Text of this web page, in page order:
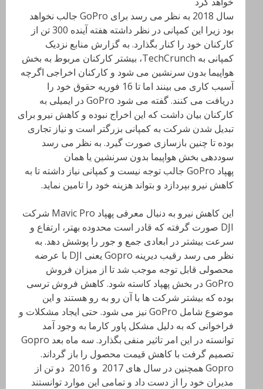
سال 2018 به نظر می رسد برای GoPro
جالب نخواهد
بود زیرا این کمپانی در نظر داشته هفته آینده 300 تن از
کارکنان خود را کنار بگذارد. به گزارش منابع نزدیک
کمپانی بهTechCrunch
، بیشتر کارکنان مربوط به بخش
هواپیما بدون سرنشین می شود و کارکنان اخراجی اگرچه
آسیب کاری می بینند اما تا 16 فوریه حقوق خود را
دریافت می کنند. گفته می شودGoPro
در ایمیلی به
کارکنان بیان داشت که این اخراج نبوده و کاهش نیرو برای
تبدیل شدن شرکت به کمپانی بزرگتر است و نیاز تجاری
بوده تا چنین بازسازی صورت گیرد. به نظر می رسد
سوددهی بخش هواپیما بدون سرنشین یا همان
پهپادGoPro
جالب توجه نیست و کمپانی نیاز داشته تا به
کاهش نیرو بپردازد و بتواند هزینه خود را تامین نماید.
این کاهش نیرو به دنبال معرفی پهپادMavic Pro
شرکت
DJIصورت گرفته که قادر است محدوده بهتر، ارتفاع و
سرعت بیشتر در ابعادی جمع و جور را پوشش دهد. به
نظر می رسد رقیب دیرینهGopro یعنی DJI
با عرضه
محصولی قابل توجه موجب شد تا از میزان فروش
GoProدر بخش پهپاد کاسته شود. کاهش فروش ترسی
بوده که بیشتر شرکت ها با آن رو به رو هستند و این
موضوع شامل GoPro
نیز می شود. حتی ایجاد مشکلات و
فراخوانی که به دلیل مشکل پاور کارما به وجود آمد
توانسته در این امر تاثیر منفی بگذارد. سه ماه بعدGopro
تصمیم گرفت با کاهش قیمت محصول را باز گرداند.
Gopro
همچنین در سال های 2017 و 2016 دو تن از
مدیران خود را از دست داد و تمامی این موارد توانستند